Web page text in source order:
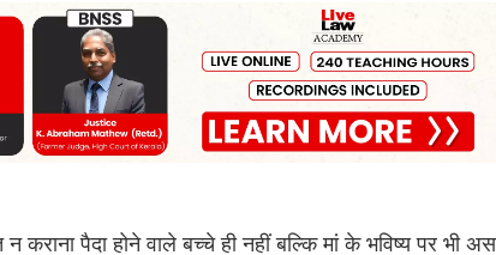
पैदा होने वाले बच्चे ही नहीं बल्कि मां के भविष्य पर भी